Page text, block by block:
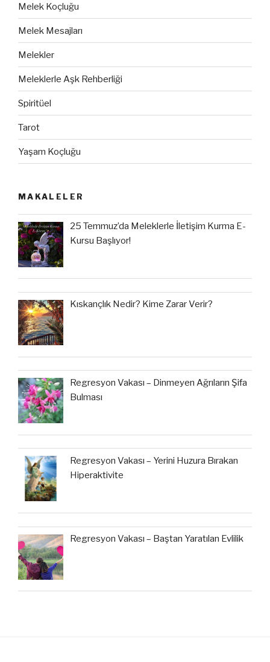
Melek Koçluğu
Melek Mesajları
Melekler
Meleklerle Aşk Rehberliği
Spiritüel
Tarot
Yaşam Koçluğu
MAKALELER
25 Temmuz’da Meleklerle İletişim Kurma E-
Kursu Başlıyor!
Kıskançlık Nedir? Kime Zarar Verir?
Regresyon Vakası – Dinmeyen Ağrıların Şifa
Bulması
Regresyon Vakası – Yerini Huzura Bırakan
Hiperaktivite
Regresyon Vakası – Baştan Yaratılan Evlilik